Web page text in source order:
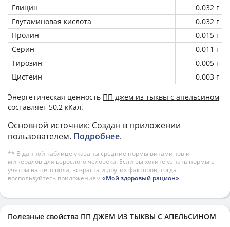
Глицин
0.032 г
Глутаминовая кислота
0.032 г
Пролин
0.015 г
Серин
0.011 г
Тирозин
0.005 г
Цистеин
0.003 г
Энергетическая ценность ПП джем из тыквы с апельсином
составляет 50,2 кКал.
Основной источник: Создан в приложении
пользователем. Подробнее.
** В данной таблице указаны средние нормы витаминов и
минералов для взрослого человека. Если вы хотите узнать нормы с
учетом вашего пола, возраста и других факторов, тогда
воспользуйтесь приложением «Мой здоровый рацион».
Полезные свойства ПП ДЖЕМ ИЗ ТЫКВЫ С АПЕЛЬСИНОМ